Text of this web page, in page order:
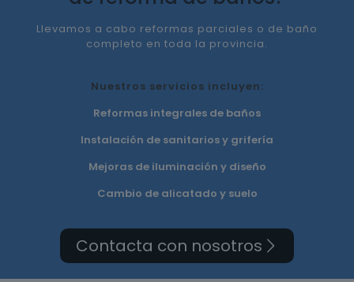
Llevamos a cabo reformas parciales o de baño
completo en toda la provincia.
Nuestros servicios incluyen:
Reformas integrales de baños
Instalación de sanitarios y grifería
Mejoras de iluminación y diseño
Cambio de alicatado y suelo
Contacta con nosotros